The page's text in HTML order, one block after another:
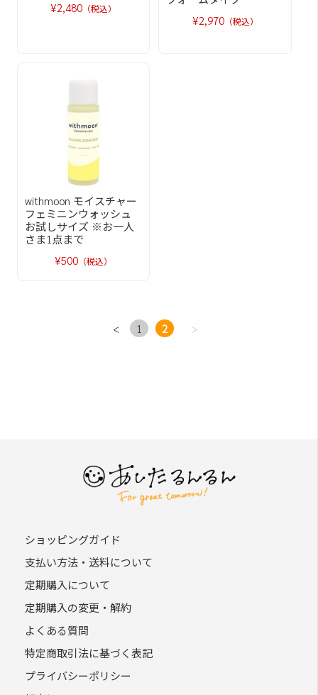
¥2,480 （税込）
¥2,970（税込）
withmoon モイスチャー
フェミニンウォッシュ
お試しサイズ ※お一人
さま1点まで
¥500 （税込）
< 1 2 >
ショッピングガイド
支払い方法・送料について
定期購入について
定期購入の変更・解約
よくある質問
特定商取引法に基づく表記
プライバシーポリシー